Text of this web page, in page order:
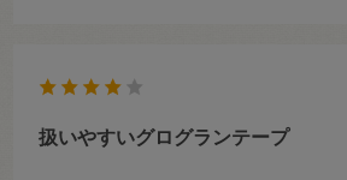
扱いやすいグログランテープ